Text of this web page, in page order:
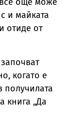
и майката
отиде от
когато е
получилата
книга „Да